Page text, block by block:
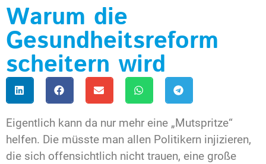
Warum die
Gesundheitsreform
scheitern wird
Eigentlich kann da nur mehr eine „Mutspritze“
helfen. Die müsste man allen Politikern injizieren,
die sich offensichtlich nicht trauen, eine große